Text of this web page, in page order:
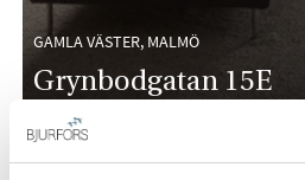
GAMLA VÄSTER, MALMÖ
Grynbodgatan 15E